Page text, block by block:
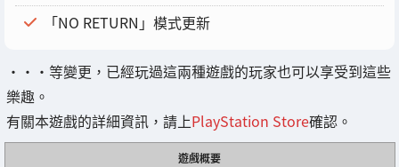
「NO RETURN」模式更新
・・・等變更，已經玩過這兩種遊戲的玩家也可以享受到這些
樂趣。
有關本遊戲的詳細資訊，請上PlayStation Store確認。
遊戲概要